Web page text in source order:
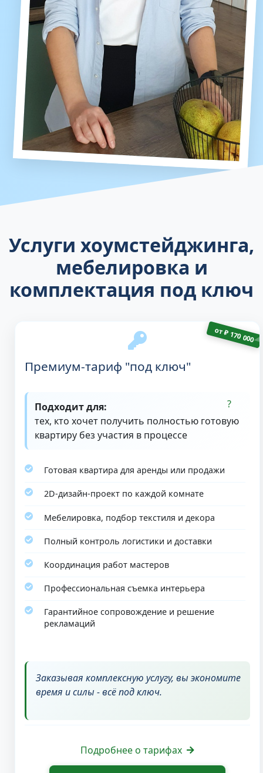
Услуги хоумстейджинга,
мебелировка и
комплектация под ключ
от₽170 000
Премиум-тариф "под ключ"
Подходит для:
тех, кто хочет получить полностью готовую
квартиру без участия в процессе
Готовая квартира для аренды или продажи
2D-дизайн-проект по каждой комнате
Мебелировка, подбор текстиля и декора
Полный контроль логистики и доставки
Координация работ мастеров
Профессиональная съемка интерьера
Гарантийное сопровождение и решение
рекламаций
Заказывая комплексную услугу, вы экономите
время и силы - всё под ключ.
Подробнее о тарифах